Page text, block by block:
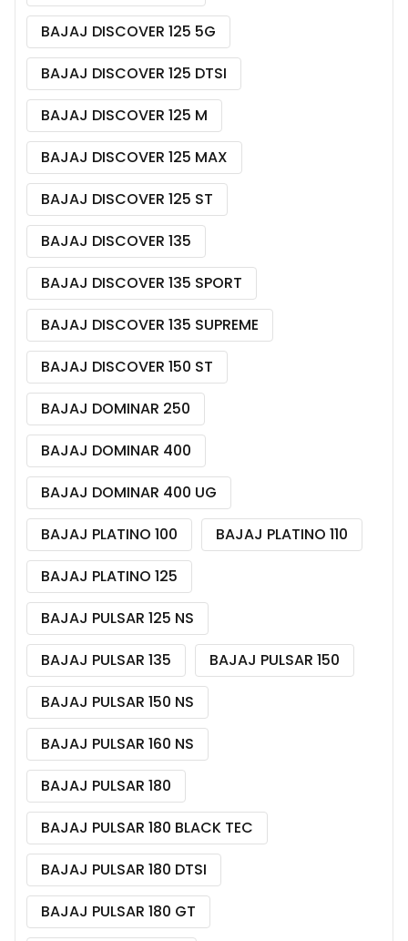
BAJAJ DISCOVER 125 5G
BAJAJ DISCOVER 125 DTSI
BAJAJ DISCOVER 125 M
BAJAJ DISCOVER 125 MAX
BAJAJ DISCOVER 125 ST
BAJAJ DISCOVER 135
BAJAJ DISCOVER 135 SPORT
BAJAJ DISCOVER 135 SUPREME
BAJAJ DISCOVER 150 ST
BAJAJ DOMINAR 250
BAJAJ DOMINAR 400
BAJAJ DOMINAR 400 UG
BAJAJ PLATINO 100
BAJAJ PLATINO 110
BAJAJ PLATINO 125
BAJAJ PULSAR 125 NS
BAJAJ PULSAR 135
BAJAJ PULSAR 150
BAJAJ PULSAR 150 NS
BAJAJ PULSAR 160 NS
BAJAJ PULSAR 180
BAJAJ PULSAR 180 BLACK TEC
BAJAJ PULSAR 180 DTSI
BAJAJ PULSAR 180 GT